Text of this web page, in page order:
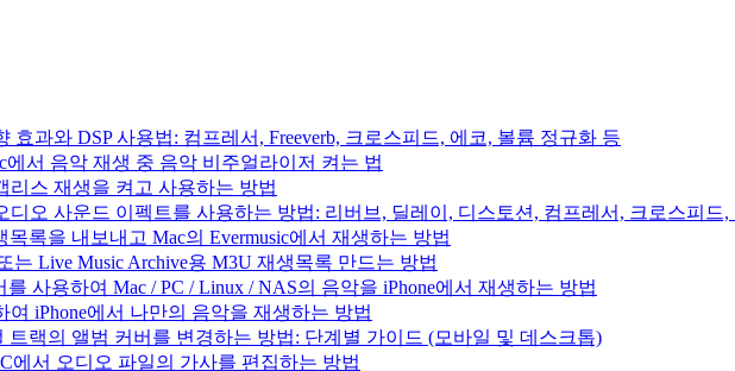
효과와 DSP 사용법: 컴프레서, Freeverb, 크로스피드, 에코, 볼륨 정규화 등
에서 음악 재생 중 음악 비주얼라이저 켜는 법
리스 재생을 켜고 사용하는 방법
디오 사운드 이펙트를 사용하는 방법: 리버브, 딜레이, 디스토션, 컴프레서, 크로스피드
목록을 내보내고 Mac의 Evermusic에서 재생하는 방법
는 Live Music Archive용 M3U 재생목록 만드는 방법
사용하여 Mac / PC / Linux / NAS의 음악을 iPhone에서 재생하는 방법
여 iPhone에서 나만의 음악을 재생하는 방법
트랙의 앨범 커버를 변경하는 방법: 단계별 가이드 (모바일 및 데스크톱)
에서 오디오 파일의 가사를 편집하는 방법